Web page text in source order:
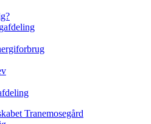
Tranemosegård